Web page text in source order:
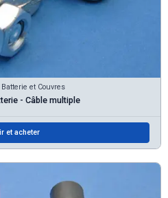
et Couvres
- Câble multiple
et acheter